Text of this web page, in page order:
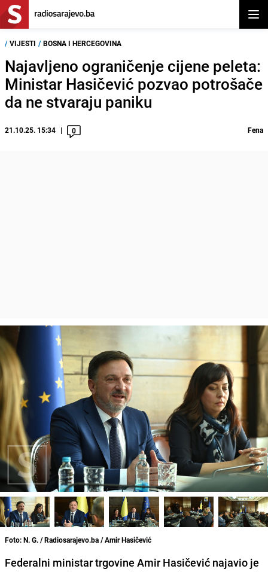
/ VIJESTI / BOSNA I HERCEGOVINA
Najavljeno ograničenje cijene peleta:
Ministar Hasičević pozvao potrošače
da ne stvaraju paniku
21.10.25. 15:34 0 Fena
Foto: N. G. / Radiosarajevo.ba / Amir Hasičević
Federalni ministar trgovine Amir Hasičević najavio je